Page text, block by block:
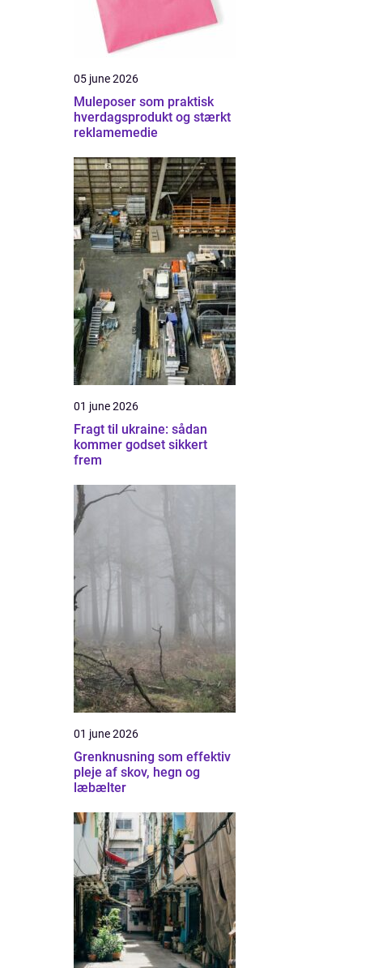
05 june 2026
Muleposer som praktisk
hverdagsprodukt og stærkt
reklamemedie
01 june 2026
Fragt til ukraine: sådan
kommer godset sikkert
frem
01 june 2026
Grenknusning som effektiv
pleje af skov, hegn og
læbælter